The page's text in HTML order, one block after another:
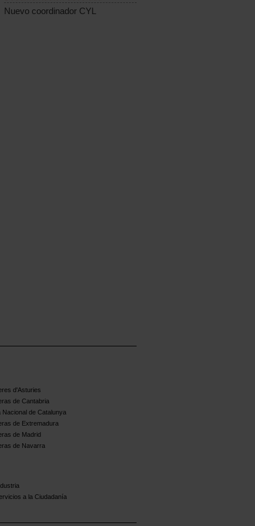
Nuevo coordinador CYL
d'Asturies
de Cantabria
de Catalunya
de Extremadura
de Madrid
de Navarra
a la Ciudadanía